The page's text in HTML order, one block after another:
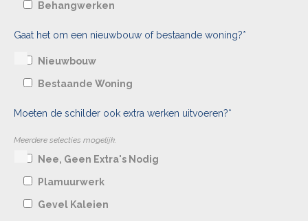
Behangwerken
Gaat het om een nieuwbouw of bestaande woning?*
Nieuwbouw
Bestaande Woning
Moeten de schilder ook extra werken uitvoeren?*
Meerdere selecties mogelijk.
Nee, Geen Extra's Nodig
Plamuurwerk
Gevel Kaleien